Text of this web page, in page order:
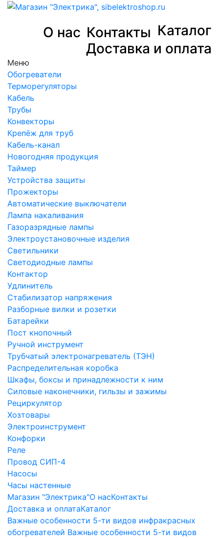
Каталог
Контакты
О нас
Доставка и оплата
Меню
Обогреватели
Терморегуляторы
Кабель
Трубы
Конвекторы
Крепёж для труб
Кабель-канал
Новогодняя продукция
Таймер
Устройства защиты
Прожекторы
Автоматические выключатели
Лампа накаливания
Газоразрядные лампы
Электроустановочные изделия
Светильники
Светодиодные лампы
Контактор
Удлинитель
Стабилизатор напряжения
Разборные вилки и розетки
Батарейки
Пост кнопочный
Ручной инструмент
Трубчатый электронагреватель (ТЭН)
Распределительная коробка
Шкафы, боксы и принадлежности к ним
Силовые наконечники, гильзы и зажимы
Рециркулятор
Хозтовары
Электроинструмент
Конфорки
Реле
Провод СИП-4
Насосы
Часы настенные
Магазин "Электрика"О насКонтакты
Доставка и оплатаКаталог
Важные особенности 5-ти видов инфракрасных
обогревателей Важные особенности 5-ти видов